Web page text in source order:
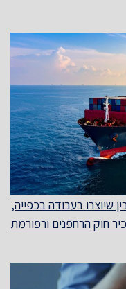
שיוצרו בעבודה בכפייה,
חוק הרחפנים ורפורמת